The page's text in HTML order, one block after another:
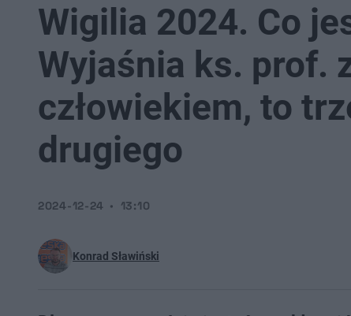
Wigilia 2024. Co
Wyjaśnia ks. prof.
człowiekiem, to
drugiego
Konrad Sławiński
2024-12-24 13:10